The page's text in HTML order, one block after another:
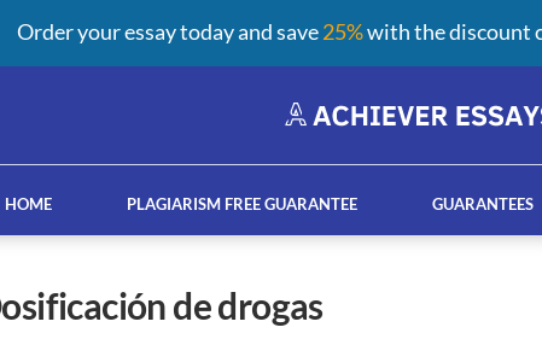
HOME PLAGIARISM FREE GUARANTEE GUARANTEES
dosificación de drogas
Order your essay today and save25%with the discount